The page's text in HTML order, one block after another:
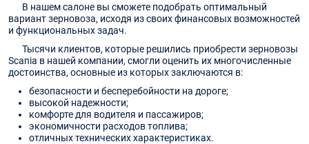
В нашем салоне вы сможете подобрать оптимальный
вариант зерновоза, исходя из своих финансовых возможностей
и функциональных задач.
Тысячи клиентов, которые решились приобрести зерновозы
Scania в нашей компании, смогли оценить их многочисленные
достоинства, основные из которых заключаются в:
безопасности и бесперебойности на дороге;
высокой надежности;
комфорте для водителя и пассажиров;
экономичности расходов топлива;
отличных технических характеристиках.